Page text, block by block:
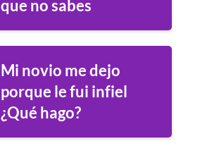
que no sabes
Mi novio me dejo
porque le fui infiel
¿Qué hago?